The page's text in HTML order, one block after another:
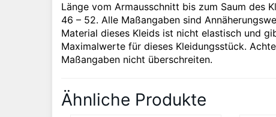
Länge vom Armausschnitt bis zum Saum des
46 – 52. Alle Maßangaben sind
Material dieses Kleids ist nicht elastisch und
Maximalwerte für dieses Kleidungsstück.
Maßangaben nicht überschreiten.
Ähnliche Produkte